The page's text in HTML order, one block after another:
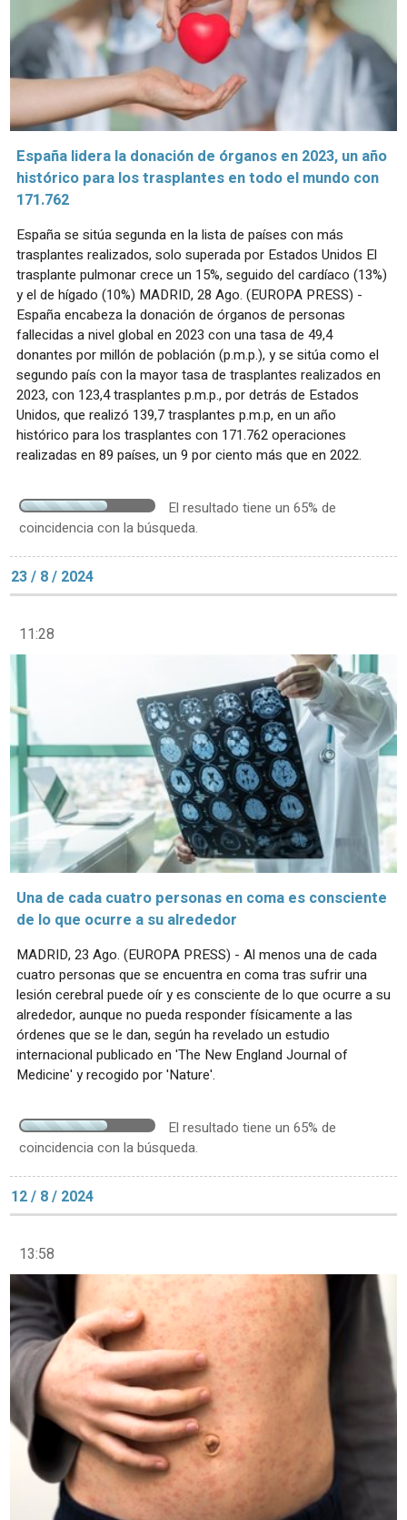
España lidera la donación de órganos en 2023, un año
histórico para los trasplantes en todo el mundo con
171.762
España se sitúa segunda en la lista de países con más
trasplantes realizados, solo superada por Estados Unidos El
trasplante pulmonar crece un 15%, seguido del cardíaco (13%)
y el de hígado (10%) MADRID, 28 Ago. (EUROPA PRESS) -
España encabeza la donación de órganos de personas
fallecidas a nivel global en 2023 con una tasa de 49,4
donantes por millón de población (p.m.p.), y se sitúa como el
segundo país con la mayor tasa de trasplantes realizados en
2023, con 123,4 trasplantes p.m.p., por detrás de Estados
Unidos, que realizó 139,7 trasplantes p.m.p, en un año
histórico para los trasplantes con 171.762 operaciones
realizadas en 89 países, un 9 por ciento más que en 2022.
El resultado tiene un 65% de
coincidencia con la búsqueda.
23 / 8 / 2024
11:28
Una de cada cuatro personas en coma es consciente
de lo que ocurre a su alrededor
MADRID, 23 Ago. (EUROPA PRESS) - Al menos una de cada
cuatro personas que se encuentra en coma tras sufrir una
lesión cerebral puede oír y es consciente de lo que ocurre a su
alrededor, aunque no pueda responder físicamente a las
órdenes que se le dan, según ha revelado un estudio
internacional publicado en 'The New England Journal of
Medicine' y recogido por 'Nature'.
El resultado tiene un 65% de
coincidencia con la búsqueda.
12 / 8 / 2024
13:58